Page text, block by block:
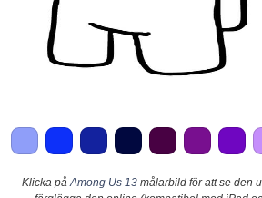
Klicka på Among Us 13målarbild för att se den